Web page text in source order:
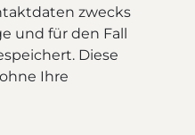
zwecks
und für den Fall
Diese
Ihre